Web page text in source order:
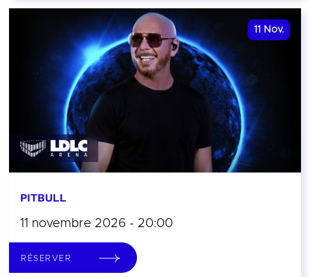
11 Nov.
PITBULL
11 novembre 2026 - 20:00
RÉSERVER